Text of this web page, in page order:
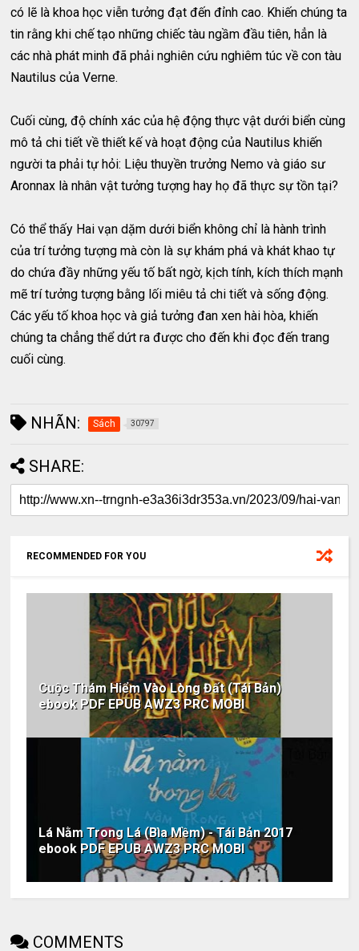
có lẽ là khoa học viễn tưởng đạt đến đỉnh cao. Khiến chúng ta
tin rằng khi chế tạo những chiếc tàu ngầm đầu tiên, hẳn là
các nhà phát minh đã phải nghiên cứu nghiêm túc về con tàu
Nautilus của Verne.
Cuối cùng, độ chính xác của hệ động thực vật dưới biển cùng
mô tả chi tiết về thiết kế và hoạt động của Nautilus khiến
người ta phải tự hỏi: Liệu thuyền trưởng Nemo và giáo sư
Aronnax là nhân vật tưởng tượng hay họ đã thực sự tồn tại?
Có thể thấy Hai vạn dặm dưới biển không chỉ là hành trình
của trí tưởng tượng mà còn là sự khám phá và khát khao tự
do chứa đầy những yếu tố bất ngờ, kịch tính, kích thích mạnh
mẽ trí tưởng tượng bằng lối miêu tả chi tiết và sống động.
Các yếu tố khoa học và giả tưởng đan xen hài hòa, khiến
chúng ta chẳng thể dứt ra được cho đến khi đọc đến trang
cuối cùng.
NHÃN: Sách 30797
SHARE:
RECOMMENDED FOR YOU
Cuộc Thám Hiểm Vào Lòng Đất (Tái Bản)
ebook PDF EPUB AWZ3 PRC MOBI
Lá Nằm Trong Lá (Bìa Mềm) - Tái Bản 2017
ebook PDF EPUB AWZ3 PRC MOBI
COMMENTS